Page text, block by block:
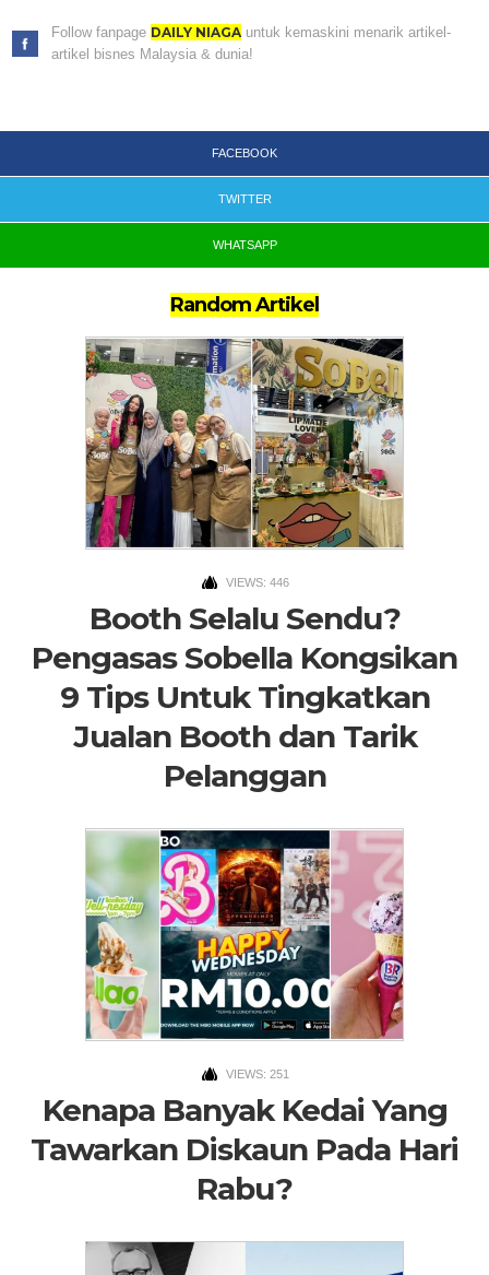
Follow fanpage DAILY NIAGA untuk kemaskini menarik artikel-
artikel bisnes Malaysia & dunia!
FACEBOOK
TWITTER
WHATSAPP
Random Artikel
VIEWS: 446
Booth Selalu Sendu?
Pengasas Sobella Kongsikan
9 Tips Untuk Tingkatkan
Jualan Booth dan Tarik
Pelanggan
VIEWS: 251
Kenapa Banyak Kedai Yang
Tawarkan Diskaun Pada Hari
Rabu?